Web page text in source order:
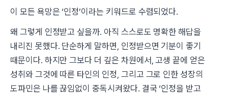
이 모든 욕망은 ‘인정’이라는 키워드로 수렴되었다.
왜 그렇게 인정받고 싶을까. 아직 스스로도 명확한 해답을
내리진 못했다. 단순하게 말하면, 인정받으면 기분이 좋기
때문이다. 하지만 그보다 더 깊은 차원에서, 고생 끝에 얻은
성취와 그것에 따른 타인의 인정, 그리고 그로 인한 성장의
도파민은 나를 끊임없이 중독시켜왔다. 결국 ‘인정을 받고